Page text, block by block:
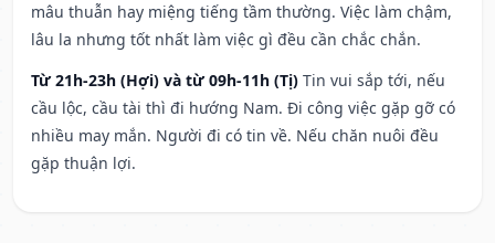
mâu thuẫn hay miệng tiếng tầm thường. Việc làm chậm,
lâu la nhưng tốt nhất làm việc gì đều cần chắc chắn.
Từ 21h-23h (Hợi) và từ 09h-11h (Tị) Tin vui sắp tới, nếu
cầu lộc, cầu tài thì đi hướng Nam. Đi công việc gặp gỡ có
nhiều may mắn. Người đi có tin về. Nếu chăn nuôi đều
gặp thuận lợi.